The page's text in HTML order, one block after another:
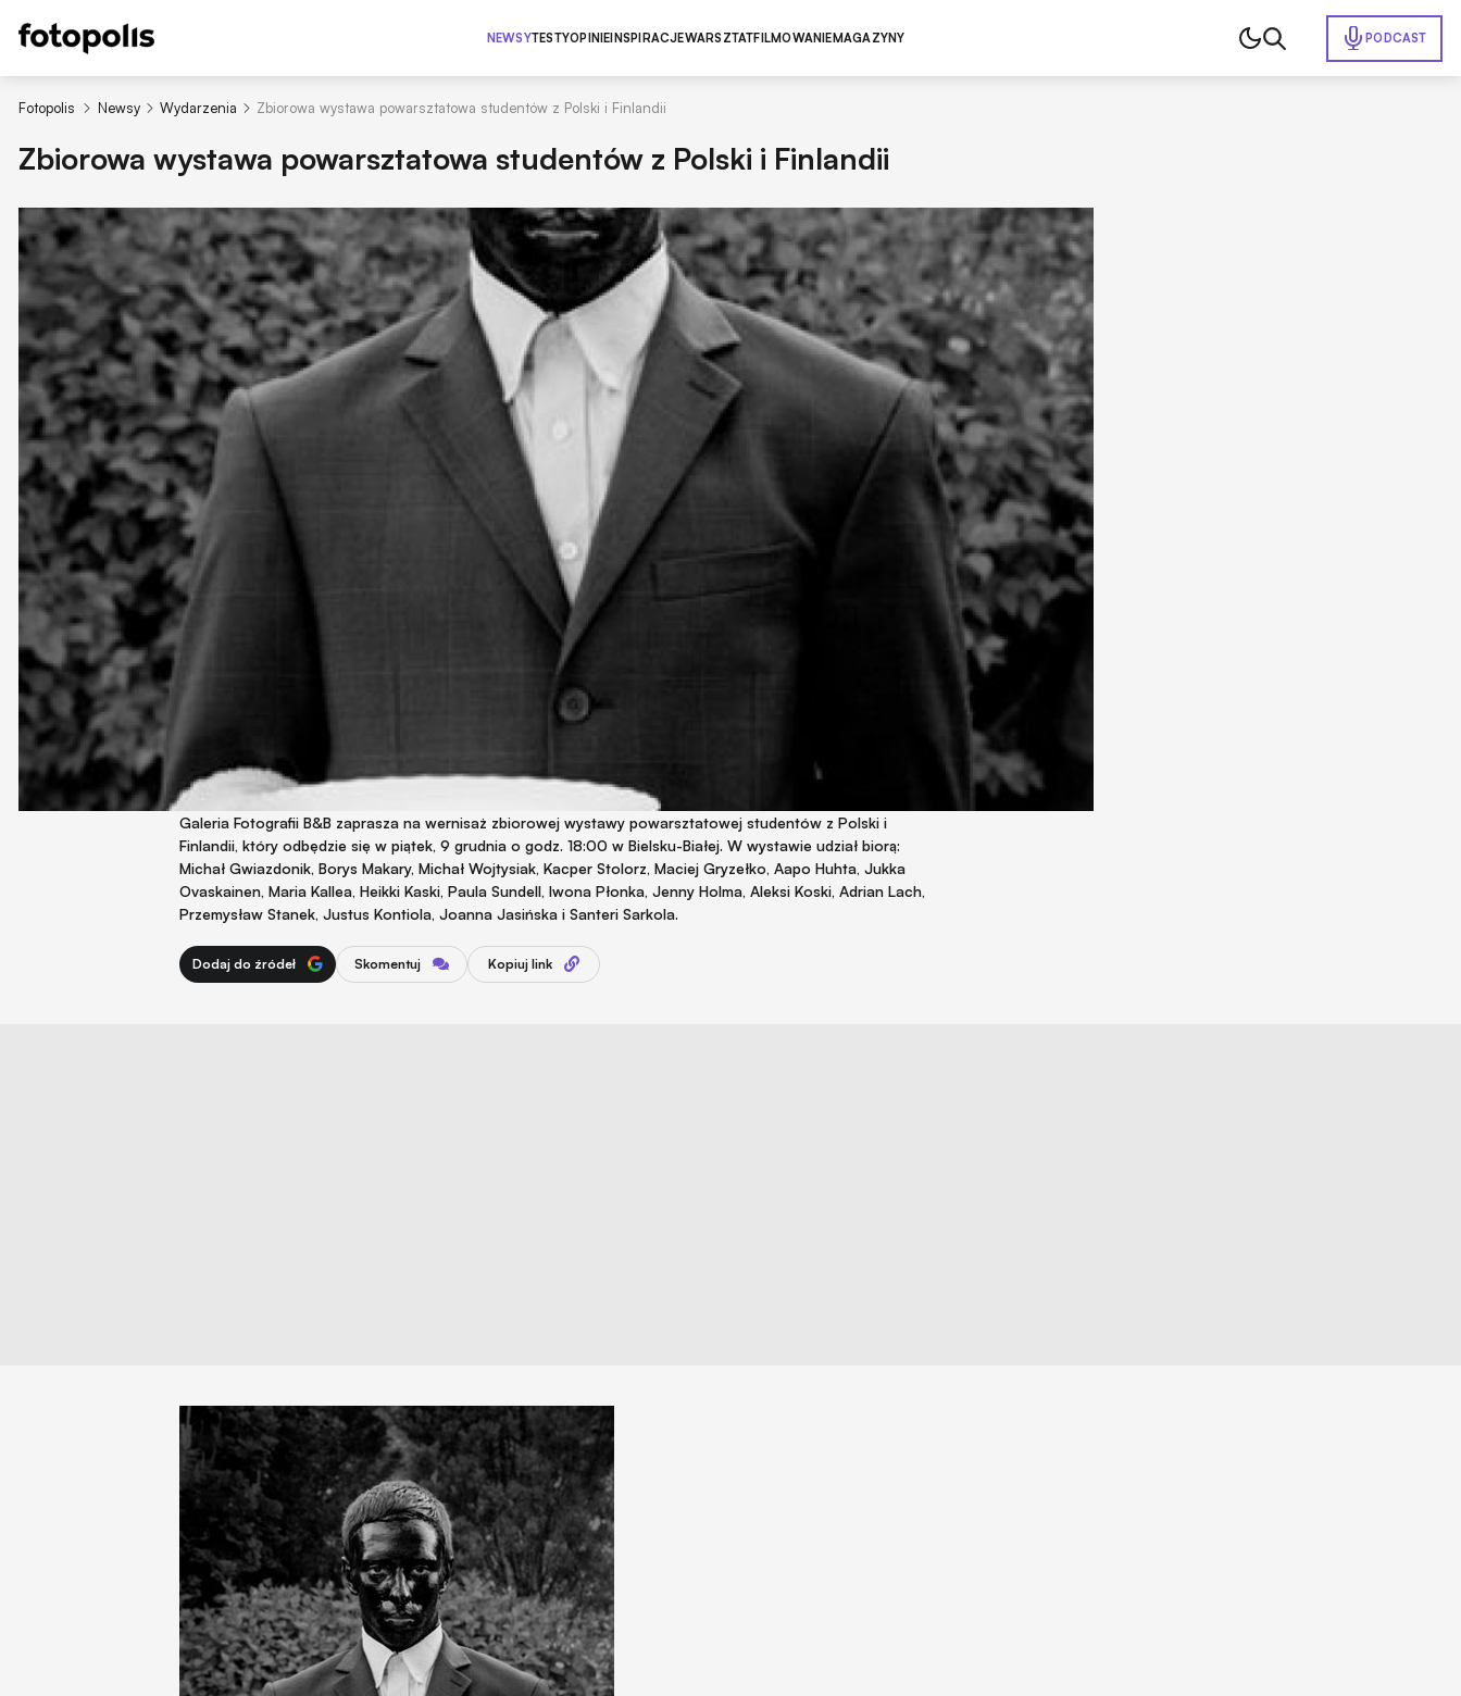
NEWSYTESTYOPINIEINSPIRACJEWARSZTATFILMOWANIEMAGAZYNY PODCAST
Fotopolis Newsy Wydarzenia Zbiorowa wystawa powarsztatowa studentów z Polski i Finlandii
Zbiorowa wystawa powarsztatowa studentów z Polski i Finlandii
Galeria Fotografii B&B zaprasza na wernisaż zbiorowej wystawy powarsztatowej studentów z Polski i
Finlandii, który odbędzie się w piątek, 9 grudnia o godz. 18:00 w Bielsku-Białej. W wystawie udział biorą:
Michał Gwiazdonik, Borys Makary, Michał Wojtysiak, Kacper Stolorz, Maciej Gryzełko, Aapo Huhta, Jukka
Ovaskainen, Maria Kallea, Heikki Kaski, Paula Sundell, Iwona Płonka, Jenny Holma, Aleksi Koski, Adrian Lach,
Przemysław Stanek, Justus Kontiola, Joanna Jasińska i Santeri Sarkola.
Dodaj do źródeł Skomentuj Kopiuj link